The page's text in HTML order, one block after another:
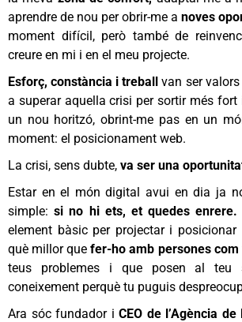
aprendre de nou per obrir-me a noves
moment difícil, però també de
creure en mi i en el meu projecte.
Esforç, constància i treball van ser
a superar aquella crisi per sortir més fort
un nou horitzó, obrint-me pas en un
moment: el posicionament web.
La crisi, sens dubte, va ser una
Estar en el món digital avui en dia ja
simple:si no hi ets, et quedes enrere.
element bàsic per projectar i
què millor que fer-ho amb persones com
teus problemes i que posen al teu
coneixement perquè tu puguis
Ara sóc fundador iCEO de l’Agència